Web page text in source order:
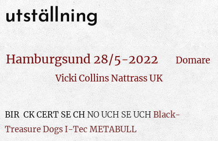
utställning
Hamburgsund 28/5-2022
Domare
Vicki Collins Nattrass UK
BIR CK CERT SE CHNO UCH SE UCH Black-
Treasure Dogs I-Tec METABULL